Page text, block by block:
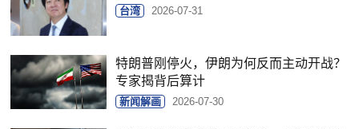
台湾 2026-07-31
特朗普刚停火，伊朗为何反而主动开战？
专家揭背后算计
新闻解画 2026-07-30